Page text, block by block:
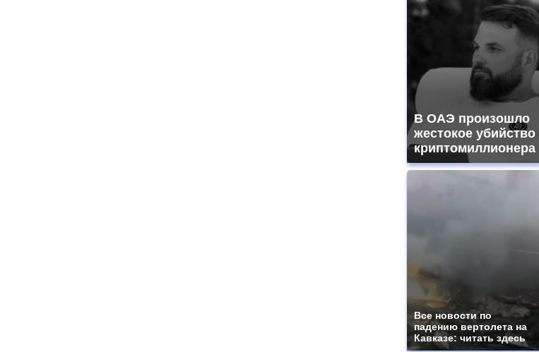
В ОАЭ произошло
жестокое убийство
криптомиллионера
Все новости по
падению вертолета на
Кавказе: читать здесь